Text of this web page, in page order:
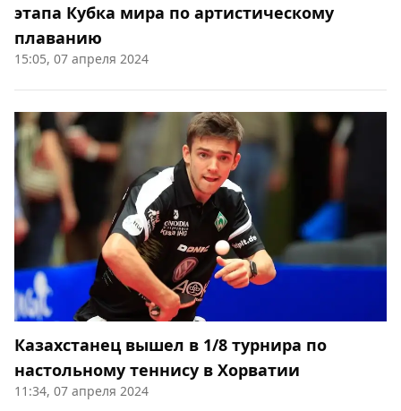
этапа Кубка мира по артистическому
плаванию
15:05, 07 апреля 2024
Казахстанец вышел в 1/8 турнира по
настольному теннису в Хорватии
11:34, 07 апреля 2024